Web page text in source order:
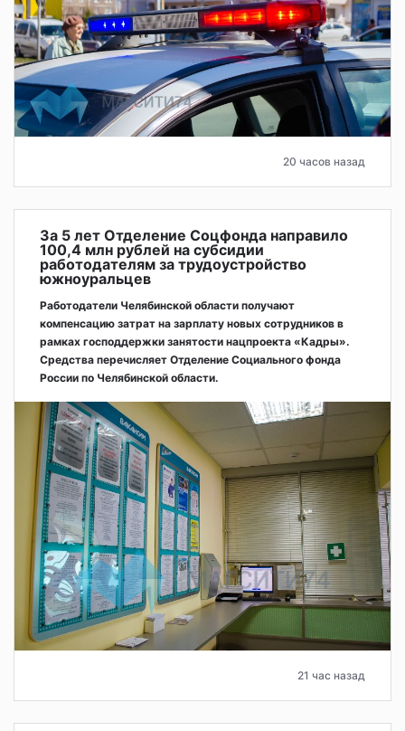
20 часов назад
За 5 лет Отделение Соцфонда направило
100,4 млн рублей на субсидии
работодателям за трудоустройство
южноуральцев
Работодатели Челябинской области получают
компенсацию затрат на зарплату новых сотрудников в
рамках господдержки занятости нацпроекта «Кадры».
Средства перечисляет Отделение Социального фонда
России по Челябинской области.
21 час назад